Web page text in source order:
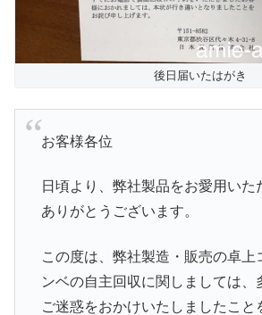
後日届いたはがき
お客様各位
日頃より、弊社製品をお愛用いた
ありがとうございます。
この度は、弊社製造・販売の卓上
ンベの自主回収に関しましては、
ご迷惑をおかけいたしましたこと